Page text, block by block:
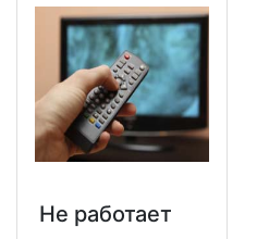
Не работает